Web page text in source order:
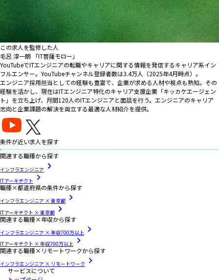
この求人を監修した人
毛呂 淳一朗 「IT菩薩モロー」
YouTubeでITエンジニアの転職やキャリアに関する情報を発信するキャリア系イン
フルエンサー。YouTubeチャンネル登録者数は3.4万人（2025年4月時点）。
エンジニア採用担当としての経験も豊富で、企業が求める人材や視点も熟知。その
経験を活かし、現在はITエンジニア特化のキャリア支援企業「キッカケエージェン
ト」を立ち上げ、月間120人のITエンジニアと面談を行う。エンジニアのキャリア
志向と企業課題の解決を両立する最適な人材紹介を提供。
条件が近い求人を探す
関連する職種から探す
インフラエンジニア
ITアーキテクト
職種×都道府県の条件から探す
インフラエンジニア × 東京都
ITアーキテクト × 東京都
関連する職種×年収から探す
インフラエンジニア × 年収700万以上
ITアーキテクト × 年収700万以上
関連する職種×リモートワークから探す
インフラエンジニア × リモートワーク
サービスについて